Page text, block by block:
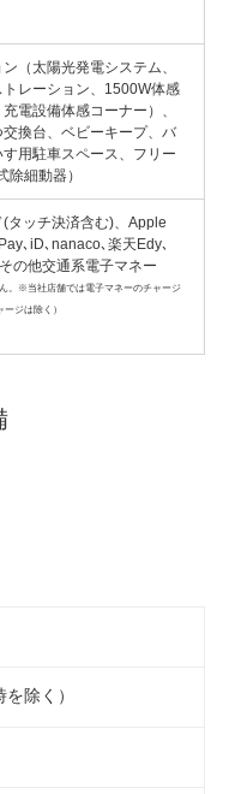
（太陽光発電システム、
レーション、1500W体感
電設備体感コーナー）、
換台、ベビーキープ、バ
用駐車スペース、フリー
細動器）
タッチ決済含む)、Apple
､iD､nanaco､楽天Edy､
の他交通系電子マネー
。※当社店舗では電子マネーのチャージ
ジは除く）
除く）